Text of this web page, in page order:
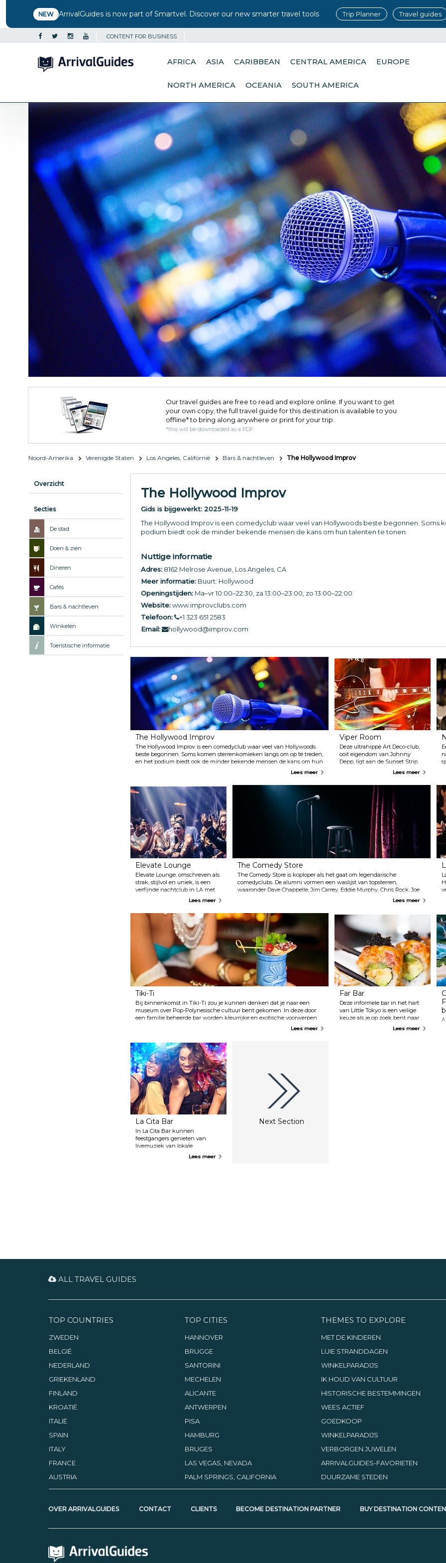
NEW ArrivalGuides is now part of Smartvel. Discover our new smarter travel tools Trip Planner Travel guides
CONTENT FOR BUSINESS
AFRICA ASIA CARIBBEAN CENTRAL AMERICA EUROPE
NORTH AMERICA OCEANIA SOUTH AMERICA
Our travel guides are free to read and explore online. If you want to get
your own copy, the full travel guide for this destination is available to you
offline* to bring along anywhere or print for your trip.​
*this will be downloaded as a PDF.
Noord-Amerika Verenigde Staten Los Angeles, Californië Bars & nachtleven The Hollywood Improv
Overzicht
Secties
De stad
Doen & zien
Dineren
Cafés
Bars & nachtleven
Winkelen
Toeristische informatie
The Hollywood Improv
Gids is bijgewerkt: 2025-11-19
The Hollywood Improv is een comedyclub waar veel van Hollywoods beste begonnen.
podium biedt ook de minder bekende mensen de kans om hun talenten te tonen.
Nuttige informatie
Adres: 8162 Melrose Avenue, Los Angeles, CA
Meer informatie: Buurt: Hollywood
Openingstijden: Ma–vr 10:00–22:30, za 13:00–23:00, zo 13:00–22:00
Website:www.improvclubs.com
Telefoon:
+1 323 651 2583
Email:
hollywood@improv.com
The Hollywood Improv
The Hollywood Improv is een comedyclub waar veel van Hollywoods
beste begonnen. Soms komen sterrenkomieken langs om op te treden,
en het podium biedt ook de minder bekende mensen de kans om hun
Lees meer
Viper Room
Deze ultrahippe Art Deco-club,
ooit eigendom van Johnny
Depp, ligt aan de Sunset Strip.
Het staat bekend om zijn
opgenomen, en om zijn
verrassende optredens van
beroemdheden. Drankjes zijn
wat duur, maar elke cent waard.
Bekijk de kalender op hun site
voor aankomende shows.
Lees meer
Elevate Lounge
Elevate Lounge, omschreven als
strak, stijlvol en uniek, is een
verfijnde nachtclub in LA met
een vrij strikte dresscode. Geniet
het penthouse op de 21e
verdieping met een cocktail of
ga de dansvloer op. Elevate biedt
een aantal bars en elegante
VIP-/privézitplaatsen, waaronder
afgelegen ruimtes met sfeervolle
achtergrondmuziek.
Lees meer
The Comedy Store
The Comedy Store is koploper als het gaat om legendarische
comedyclubs. De alumni vormen een waslijst van topsterren,
waaronder Dave Chappelle, Jim Carrey, Eddie Murphy, Chris Rock, Joe
Rogan, wijlen Robin Williams, en de lijst gaat maar door. De entreeprijs
beroemdheden en opkomende strips bevat. Let op: er geldt een
bestelbeleid van “minimaal twee drankjes”. Naast de locatie in
Hollywood is er nu nog een locatie in La Jolla.
Lees meer
Tiki-Ti
Bij binnenkomst in Tiki-Ti zou je kunnen denken dat je naar een
museum over Pop-Polynesische cultuur bent gekomen. In deze door
een familie beheerde bar worden kleurrijke en exotische voorwerpen
van over de hele wereld tentoongesteld. Hier kun je genieten van
nergens anders te vinden zijn.
Lees meer
Far Bar
Deze informele bar in het hart
van Little Tokyo is een veilige
keuze als je op zoek bent naar
een drankje en diner. Verwacht
Lees meer
La Cita Bar
In La Cita Bar kunnen
feestgangers genieten van
livemuziek van lokale
Lees meer
Next Section
ALL TRAVEL GUIDES
TOP COUNTRIES
ZWEDEN
BELGIË
NEDERLAND
GRIEKENLAND
FINLAND
KROATIË
ITALIË
SPAIN
ITALY
FRANCE
AUSTRIA
TOP CITIES
HANNOVER
BRUGGE
SANTORINI
MECHELEN
ALICANTE
ANTWERPEN
PISA
HAMBURG
BRUGES
LAS VEGAS, NEVADA
PALM SPRINGS, CALIFORNIA
THEMES TO EXPLORE
MET DE KINDEREN
LUIE STRANDDAGEN
WINKELPARADIJS
IK HOUD VAN CULTUUR
HISTORISCHE BESTEMMINGEN
WEES ACTIEF
GOEDKOOP
WINKELPARADIJS
VERBORGEN JUWELEN
ARRIVALGUIDES-FAVORIETEN
DUURZAME STEDEN
OVER ARRIVALGUIDES CONTACT CLIENTS BECOME DESTINATION PARTNER BUY DESTINATION